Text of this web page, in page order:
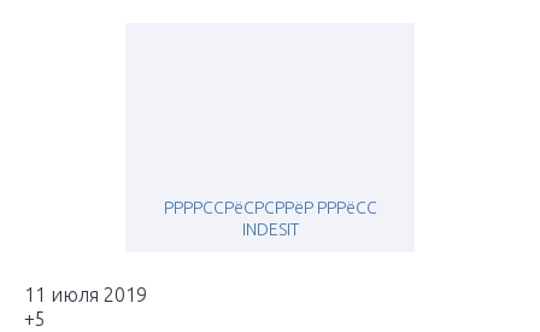
РРРРССРёСРСРРёР РРРёСС
INDESIT
11 июля 2019
+5